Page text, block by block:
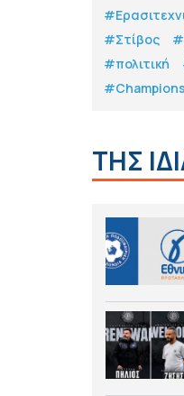
#Στίβος
#πολιτική
ΤΗΣ